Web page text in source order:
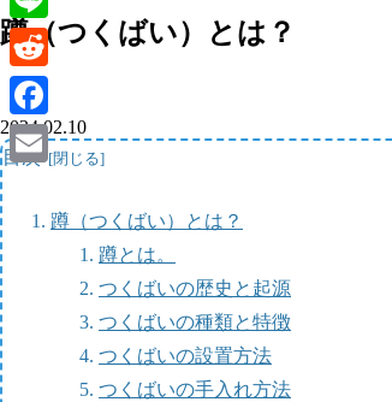
蹲（つくばい）とは？
2024.02.10
目次
蹲（つくばい）とは？
蹲とは。
つくばいの歴史と起源
つくばいの種類と特徴
つくばいの設置方法
つくばいの手入れ方法
Line
Reddit
Facebook